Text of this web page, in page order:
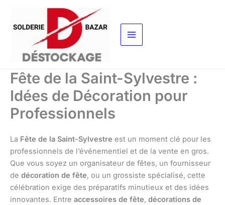
contenu
Fête de la Saint-Sylvestre :
Idées de Décoration pour
Professionnels
La Fête de la Saint-Sylvestre est un moment clé pour les
professionnels de l’événementiel et de la vente en gros.
Que vous soyez un organisateur de fêtes, un fournisseur
de décoration de fête, ou un grossiste spécialisé, cette
célébration exige des préparatifs minutieux et des idées
innovantes. Entre accessoires de fête, décorations de